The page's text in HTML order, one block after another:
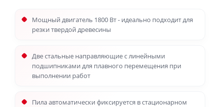
Мощный двигатель 1800 Вт - идеально подходит для
резки твердой древесины
Две стальные направляющие с линейными
подшипниками для плавного перемещения при
выполнении работ
Пила автоматически фиксируется в стационарном